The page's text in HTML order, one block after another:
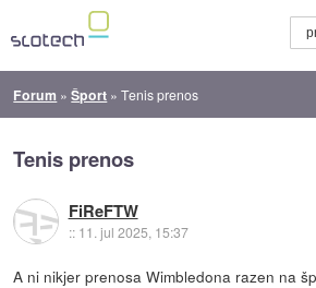
Forum »Šport »Tenis prenos
Tenis prenos
FiReFTW
:: 11. jul 2025, 15:37
A ni nikjer prenosa Wimbledona razen na